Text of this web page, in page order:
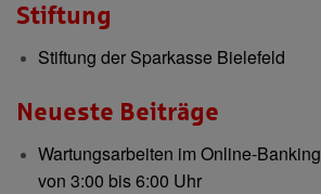
Stiftung
Stiftung der Sparkasse Bielefeld
Neueste Beiträge
Wartungsarbeiten im Online-
von 3:00 bis 6:00 Uhr